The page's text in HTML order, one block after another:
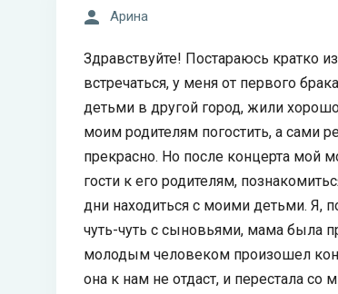
Арина
Здравствуйте! Постараюсь кратко
встречаться, у меня от первого
детьми в другой город, жили
моим родителям погостить, а сами
прекрасно. Но после концерта мой
гости к его родителям,
дни находиться с моими детьми. Я,
чуть-чуть с сыновьями, мама была
молодым человеком произошел
она к нам не отдаст, и перестала